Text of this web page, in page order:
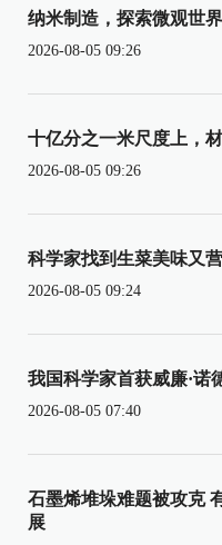
纳米制造，探索微观世
2026-08-05 09:26
十亿分之一米尺度上，
2026-08-05 09:26
科学家找到生菜美味又
2026-08-05 09:24
我国科学家首获威廉·诺
2026-08-05 07:40
石墨烯堆垛难题被攻克
展